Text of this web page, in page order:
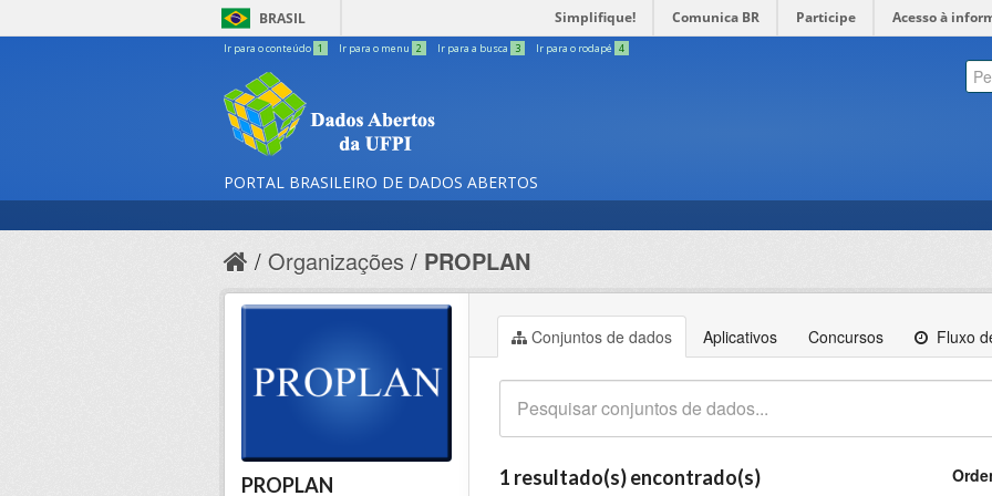
BRASIL Simplifique! Comunica BR Participe Acesso à
Ir para o conteúdo 1 Ir para o menu 2 Ir para a busca 3 Ir para o rodapé 4
PORTAL BRASILEIRO DE DADOS ABERTOS
Organizações PROPLAN
Conjuntos de dados Aplicativos Concursos Fluxo
1 resultado(s) encontrado(s)
PROPLAN